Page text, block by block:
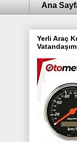
Ana
Yerli Araç